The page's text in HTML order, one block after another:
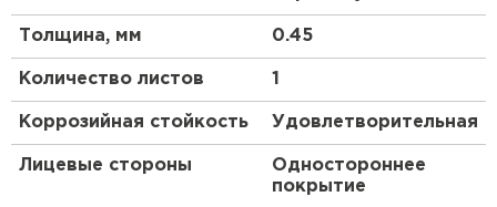
механических повреждений изделия, покрытые
Полиэстером, будут сохранять свой изначальный
вид долгие годы. В целом, это универсальный,
простой, доступный материал, долговечность
которого подтверждена тестами эксперта в
сфере металлургии — Национальным
Толщина, мм 0.45
Количество листов 1
Коррозийная стойкость Удовлетворительная
Лицевые стороны
Одностороннее
покрытие